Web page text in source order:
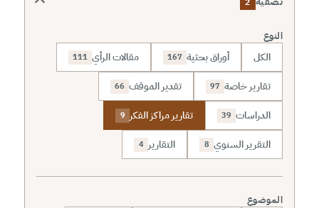
النوع
الكل أوراق بحثية 167 مقالات الرأي 111
تقارير خاصة 97 تقدير الموقف 66
الدراسات 39 تقارير مراكز الفكر 9
التقرير السنوي 8 التقارير 4
الموضوع